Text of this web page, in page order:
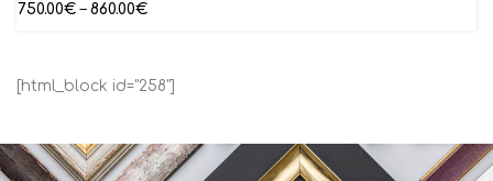
750.00€ – 860.00€
[html_block id="258"]